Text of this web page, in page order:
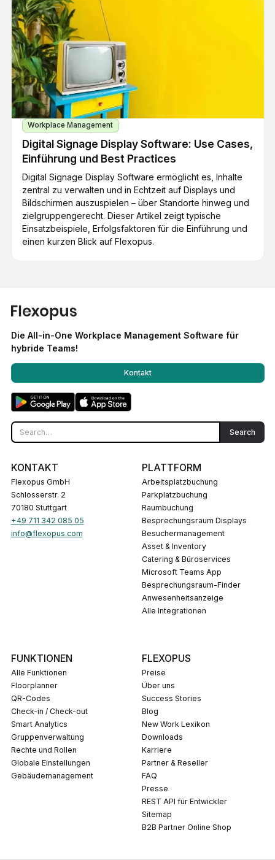
Workplace Management
Digital Signage Display Software: Use Cases,
Einführung und Best Practices
Digital Signage Display Software ermöglicht es, Inhalte
zentral zu verwalten und in Echtzeit auf Displays und
Bildschirmen auszuspielen – über Standorte hinweg und
zielgruppengerecht. Dieser Artikel zeigt typische
Einsatzbeispiele, Erfolgsfaktoren für die Einführung und
einen kurzen Blick auf Flexopus.
Die All-in-One Workplace Management Software für
hybride Teams!
Kontakt
KONTAKT
Flexopus GmbH
Schlosserstr. 2
70180 Stuttgart
+49 711 342 085 05
info@flexopus.com
PLATTFORM
Arbeitsplatzbuchung
Parkplatzbuchung
Raumbuchung
Besprechungsraum Displays
Besuchermanagement
Asset & Inventory
Catering & Büroservices
Microsoft Teams App
Besprechungsraum-Finder
Anwesenheitsanzeige
Alle Integrationen
FUNKTIONEN
Alle Funktionen
Floorplanner
QR-Codes
Check-in / Check-out
Smart Analytics
Gruppenverwaltung
Rechte und Rollen
Globale Einstellungen
Gebäudemanagement
FLEXOPUS
Preise
Über uns
Success Stories
Blog
New Work Lexikon
Downloads
Karriere
Partner & Reseller
FAQ
Presse
REST API für Entwickler
Sitemap
B2B Partner Online Shop